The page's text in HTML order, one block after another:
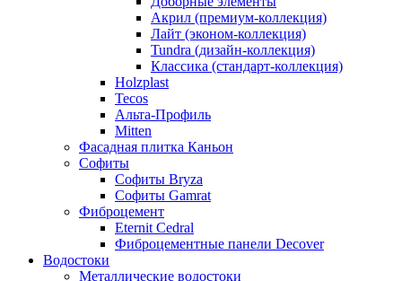
Акрил (премиум-коллекция)
Лайт (эконом-коллекция)
Tundra (дизайн-коллекция)
Классика (стандарт-коллекция)
Holzplast
Tecos
Альта-Профиль
Mitten
Фасадная плитка Каньон
Софиты
Софиты Bryza
Софиты Gamrat
Фиброцемент
Eternit Cedral
Фиброцементные панели Decover
Водостоки
Металлические водостоки